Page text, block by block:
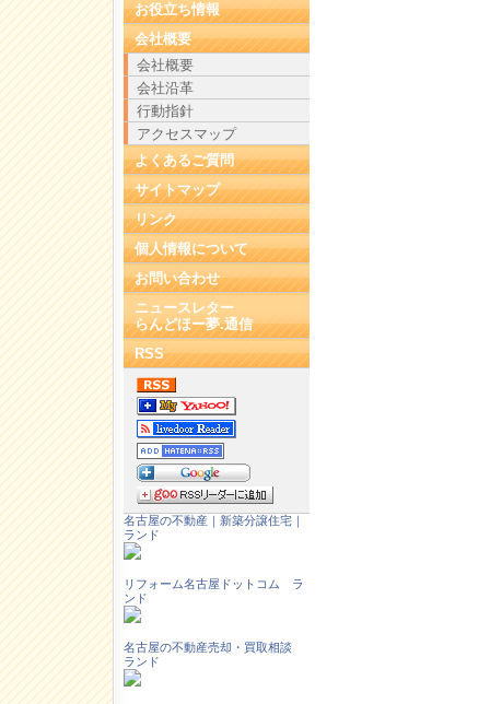
お役立ち情報
会社概要
会社概要
会社沿革
行動指針
アクセスマップ
よくあるご質問
サイトマップ
リンク
個人情報について
お問い合わせ
ニュースレター
らんどほー夢.通信
RSS
名古屋の不動産｜新築分譲住宅｜
ランド
リフォーム名古屋ドットコム ラ
ンド
名古屋の不動産売却・買取相談
ランド